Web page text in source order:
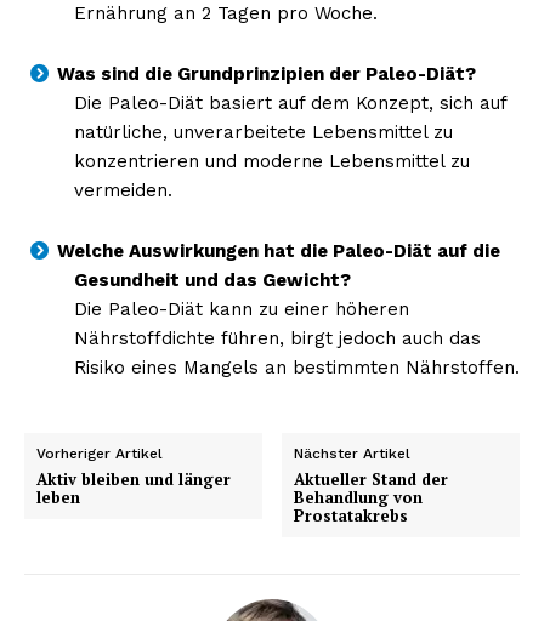
Ernährung an 2 Tagen pro Woche.
Was sind die Grundprinzipien der Paleo-Diät?
Die Paleo-Diät basiert auf dem Konzept, sich auf
natürliche, unverarbeitete Lebensmittel zu
konzentrieren und moderne Lebensmittel zu
vermeiden.
Welche Auswirkungen hat die Paleo-Diät auf die
Gesundheit und das Gewicht?
Die Paleo-Diät kann zu einer höheren
Nährstoffdichte führen, birgt jedoch auch das
Risiko eines Mangels an bestimmten Nährstoffen.
Vorheriger Artikel
Aktiv bleiben und länger
leben
Nächster Artikel
Aktueller Stand der
Behandlung von
Prostatakrebs